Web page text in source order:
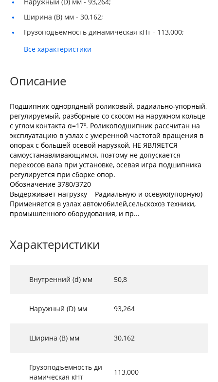
Ширина (B) мм - 30,162;
Грузоподъемность динамическая кНт - 113,000;
Все характеристики
Описание
Подшипник однорядный роликовый, радиально-упорный,
регулируемый, разборные со скосом на наружном кольце
с углом контакта α=17º. Роликоподшипник рассчитан на
эксплуатацию в узлах с умеренной частотой вращения в
опорах с большей осевой нарузкой, НЕ ЯВЛЯЕТСЯ
самоустанавливающимся, поэтому не допускается
перекосов вала при установке, осевая игра подшипника
регулируется при сборке опор.
Обозначение 3780/3720
Выдерживает нагрузку Радиальную и осевую(упорную)
Применяется в узлах автомобилей,сельскохоз техники,
промышленного оборудования, и пр...
Характеристики
Внутренний (d) мм 50,8
Наружный (D) мм 93,264
Ширина (B) мм 30,162
Грузоподъемность ди
намическая кНт
113,000